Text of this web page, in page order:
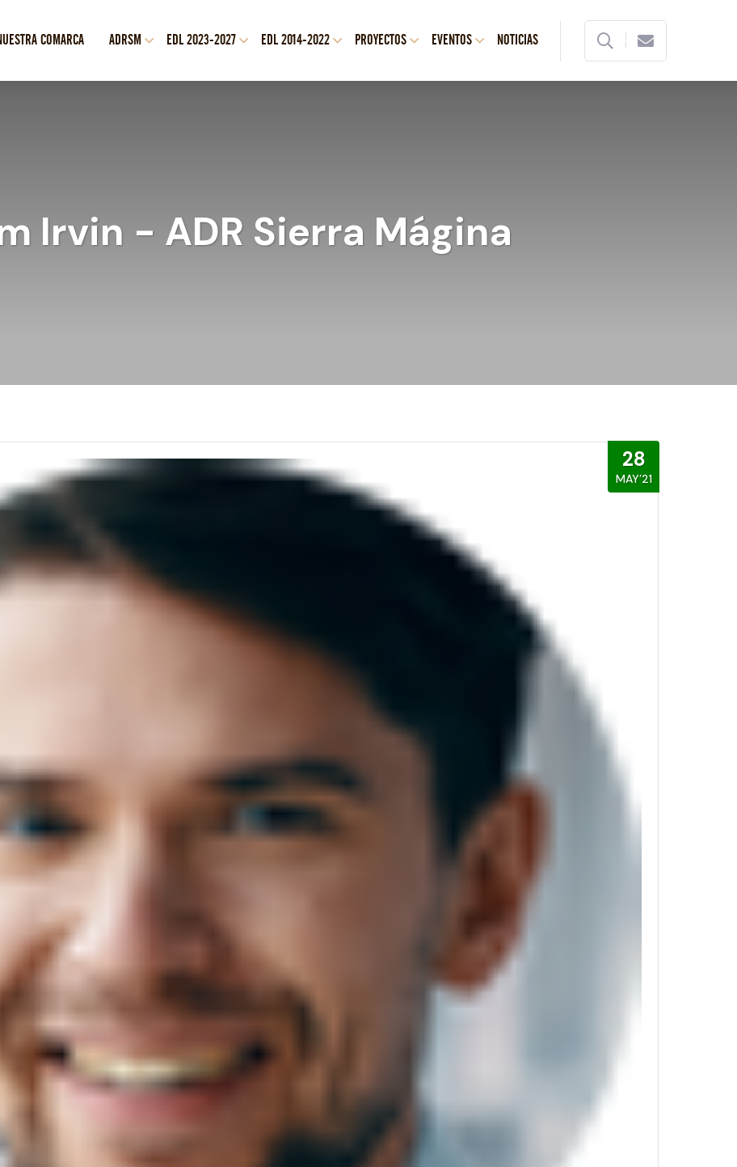
COMARCA ADRSM EDL 2023-2027 EDL 2014-2022 PROYECTOS EVENTOS NOTICIAS
Irvin - ADR Sierra Mágina
28
MAY’21